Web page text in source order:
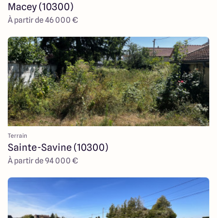
Macey (10300)
À partir de 46 000 €
Terrain
Sainte-Savine (10300)
À partir de 94 000 €